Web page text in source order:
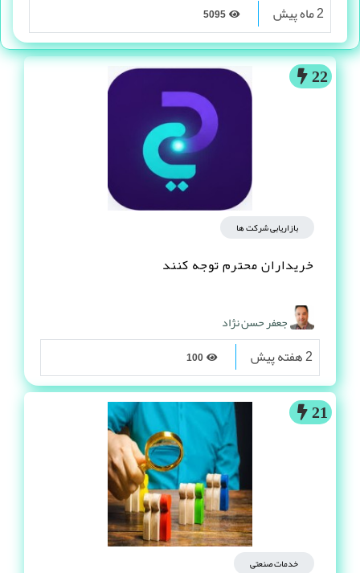
22
بازاریابی شرکت ها
خریداران محترم توجه کنند
جعفر حسن نژاد
2 هفته پیش
21
خدمات صنعتی
2 ماه پیش